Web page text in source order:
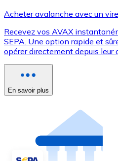
Acheter avalanche avec un
Recevez vos AVAX
SEPA. Une option rapide et
opérer directement depuis leur
En savoir plus